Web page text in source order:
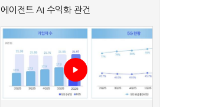
에이전트 AI 수익화 관건